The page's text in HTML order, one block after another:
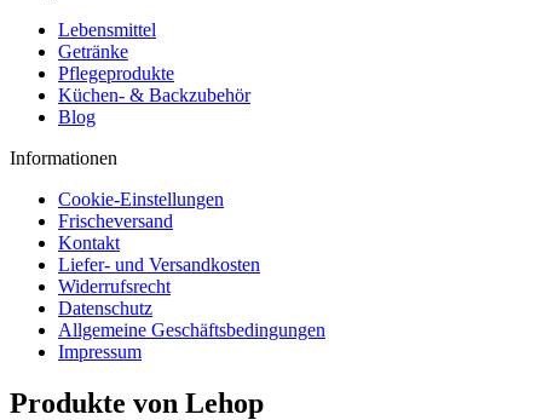
Lebensmittel
Getränke
Pflegeprodukte
Küchen- & Backzubehör
Blog
Informationen
Cookie-Einstellungen
Frischeversand
Kontakt
Liefer- und Versandkosten
Widerrufsrecht
Datenschutz
Allgemeine Geschäftsbedingungen
Impressum
Produkte von Lehop